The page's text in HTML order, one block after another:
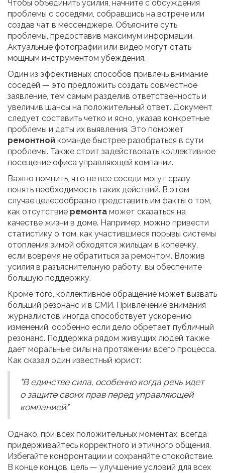
Чтобы объединить усилия, начните с обсуждения
проблемы с соседями, собравшись на встрече или
создав чат в мессенджере. Объясните суть
проблемы, предоставив максимум информации.
Актуальные фотографии или видео могут стать
мощным инструментом убеждения.
Один из эффективных способов привлечь внимание
соседей — это предложить создать совместное
заявление, тем самым разделив ответственность и
увеличив шансы на положительный ответ. Документ
следует составить четко и ясно, указав конкретные
проблемы и даты их выявления. Это поможет
ремонтной команде быстрее разобраться в сути
проблемы. Также стоит задействовать коллективное
посещение офиса управляющей компании.
Важно помнить, что не все соседи могут сразу
понять необходимость таких действий. В этом
случае целесообразно представить им факты о том,
как отсутствие ремонта может сказаться на
качестве жизни в доме. Например, можно привести
статистику о том, как участившиеся порывы системы
отопления зимой обходятся жильцам в копеечку,
если вовремя не обратиться за ремонтом. Вложив
усилия в разъяснительную работу, вы обеспечите
большую поддержку.
Кроме того, коллективное обращение может вызвать
больший резонанс и в СМИ. Привлечение внимания
журналистов иногда способствует ускорению
изменений, особенно если дело обретает публичный
резонанс. Поддержка рядом живущих людей также
дает моральные силы на протяжении всего процесса.
Как сказал один известный юрист:
"В единстве сила, особенно когда речь идет
о защите своих прав перед управляющей
компанией."
Однако, при всех положительных моментах, всегда
придерживайтесь корректного и этичного общения.
Избегайте конфронтации и сохраняйте спокойствие.
В конце концов, цель — улучшение условий для всех